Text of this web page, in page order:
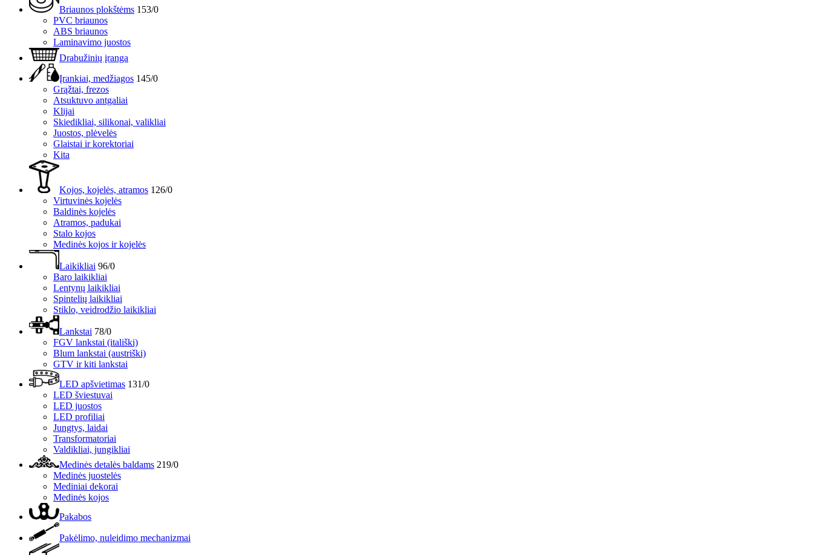
Briaunos plokštėms 153/0
PVC briaunos
ABS briaunos
Laminavimo juostos
Drabužinių įranga
Įrankiai, medžiagos 145/0
Grąžtai, frezos
Atsuktuvo antgaliai
Klijai
Skiedikliai, silikonai, valikliai
Juostos, plėvelės
Glaistai ir korektoriai
Kita
Kojos, kojelės, atramos 126/0
Virtuvinės kojelės
Baldinės kojelės
Atramos, padukai
Stalo kojos
Medinės kojos ir kojelės
Laikikliai 96/0
Baro laikikliai
Lentynų laikikliai
Spintelių laikikliai
Stiklo, veidrodžio laikikliai
Lankstai 78/0
FGV lankstai (itališki)
Blum lankstai (austriški)
GTV ir kiti lankstai
LED apšvietimas 131/0
LED šviestuvai
LED juostos
LED profiliai
Jungtys, laidai
Transformatoriai
Valdikliai, jungikliai
Medinės detalės baldams 219/0
Medinės juostelės
Mediniai dekorai
Medinės kojos
Pakabos
Pakėlimo, nuleidimo mechanizmai